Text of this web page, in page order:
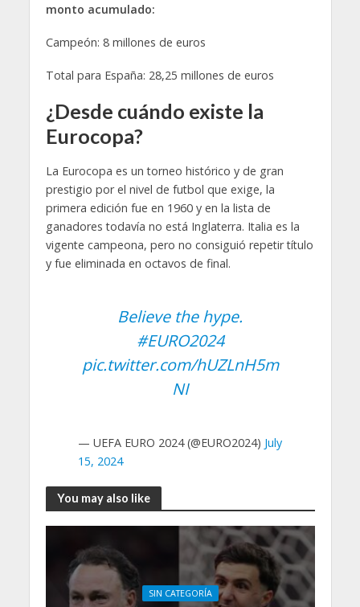
monto acumulado:
Campeón: 8 millones de euros
Total para España: 28,25 millones de euros
¿Desde cuándo existe la
Eurocopa?
La Eurocopa es un torneo histórico y de gran
prestigio por el nivel de futbol que exige, la
primera edición fue en 1960 y en la lista de
ganadores todavía no está Inglaterra. Italia es la
vigente campeona, pero no consiguió repetir título
y fue eliminada en octavos de final.
Believe the hype.
#EURO2024
pic.twitter.com/hUZLnH5m
NI
— UEFA EURO 2024 (@EURO2024) July
15, 2024
You may also like
SIN CATEGORÍA